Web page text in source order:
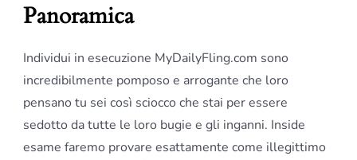
Panoramica
Individui in esecuzione MyDailyFling.com sono
incredibilmente pomposo e arrogante che loro
pensano tu sei così sciocco che stai per essere
sedotto da tutte le loro bugie e gli inganni. Inside
esame faremo provare esattamente come illegittimo